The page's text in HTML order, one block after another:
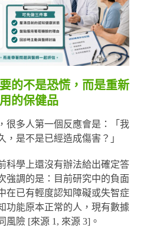
的不是恐慌，而是重新
的保健品
很多人第一個反應會是：「我
，是不是已經造成傷害？」
科學上還沒有辦法給出確定答
強調的是：目前研究中的負面
在已有輕度認知障礙或失智症
功能原本正常的人，現有數據
風險 [來源 1, 來源 3]。